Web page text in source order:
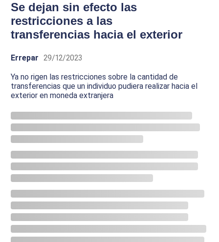
Se dejan sin efecto las
restricciones a las
transferencias hacia el exterior
Errepar 29/12/2023
Ya no rigen las restricciones sobre la cantidad de
transferencias que un individuo pudiera realizar hacia el
exterior en moneda extranjera